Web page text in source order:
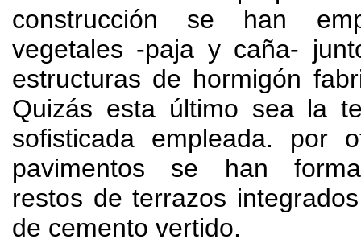
construcción se han
vegetales -paja y caña-
estructuras de hormigón
Quizás esta último sea la
sofisticada empleada. por
pavimentos se han
restos de terrazos
de cemento vertido.